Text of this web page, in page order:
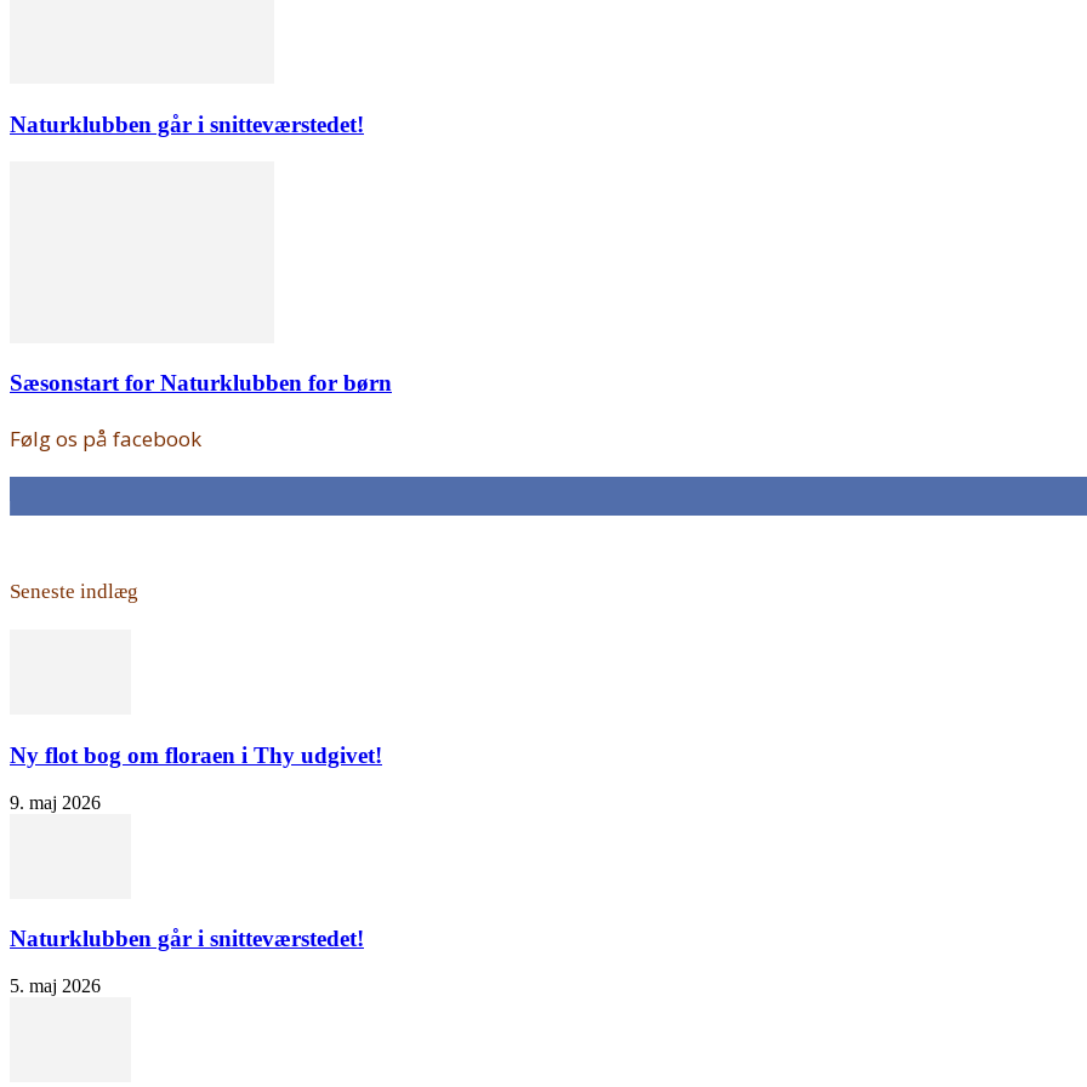
Naturklubben går i snitteværstedet!
Sæsonstart for Naturklubben for børn
Følg os på facebook
Seneste indlæg
Ny flot bog om floraen i Thy udgivet!
9. maj 2026
Naturklubben går i snitteværstedet!
5. maj 2026